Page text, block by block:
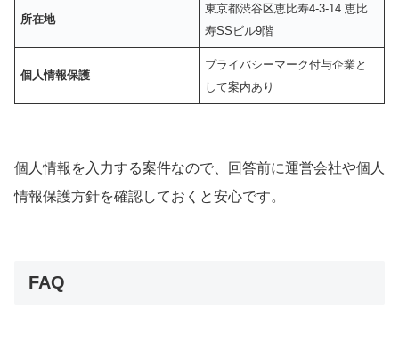
所在地
東京都渋谷区恵比寿4-3-14 恵比
寿SSビル9階
個人情報保護
プライバシーマーク付与企業と
して案内あり
個人情報を入力する案件なので、回答前に運営会社や個人
情報保護方針を確認しておくと安心です。
FAQ